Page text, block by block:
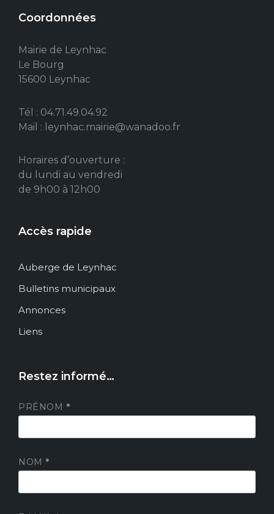
Coordonnées
Mairie de Leynhac
Le Bourg
15600 Leynhac
Tél : 04.71.49.04.92
Mail : leynhac.mairie@wanadoo.fr
Horaires d’ouverture :
du lundi au vendredi
de 9h00 à 12h00
Accès rapide
Auberge de Leynhac
Bulletins municipaux
Annonces
Liens
Restez informé…
PRÉNOM *
NOM *